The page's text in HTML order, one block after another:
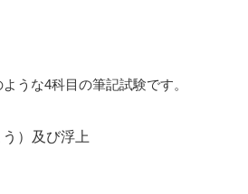
うな4科目の筆記試験です。
）及び浮上